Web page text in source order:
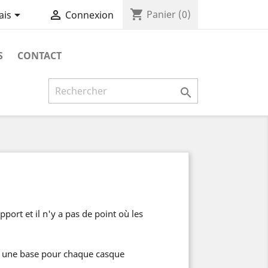
  Connexion shopping_cart Panier (0)
CONTACT

et il n'y a pas de point où les
base pour chaque casque